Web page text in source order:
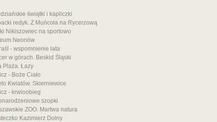
świątki i kapliczki
redyk. Z Muńcoła na Rycerzową
Nikiszowiec na sportowo
Neonów
- wspomnienie lata
w górach. Beskid Śląski
Plaża. Łazy
- Boże Ciało
Kwiatów. Skierniewice
- krwioobieg
szopki
ZOO. Martwa natura
Kazimierz Dolny